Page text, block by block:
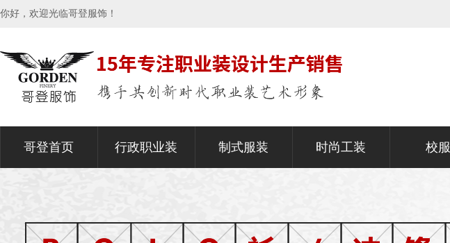
你好，欢迎光临哥登服饰！
哥登首页 行政职业装 制式服装 时尚工装 校服